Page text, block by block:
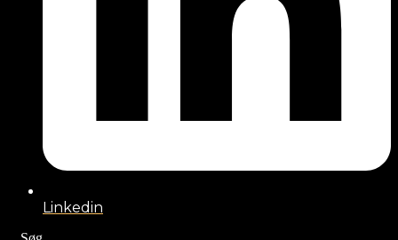
Linkedin